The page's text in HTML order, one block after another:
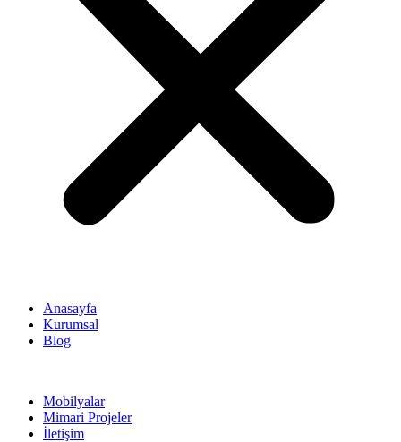
Anasayfa
Kurumsal
Blog
Mobilyalar
Mimari Projeler
İletişim